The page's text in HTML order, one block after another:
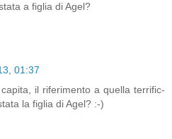
a figlia di Agel?
01:37
il riferimento a quella terrific-
la figlia di Agel? :-)